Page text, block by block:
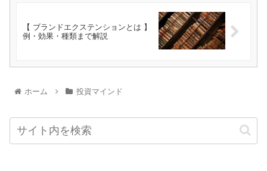
【 ブランドエクステンションとは 】
例・効果・種類まで解説
ホーム 投資マインド